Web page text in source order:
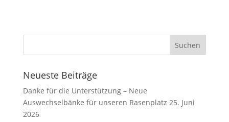
Neueste Beiträge
Danke für die Unterstützung – Neue
Auswechselbänke für unseren Rasenplatz 25. Juni
2026